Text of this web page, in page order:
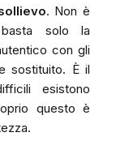
. Non è
solo la
con gli
sostituito. È il
esistono
questo è